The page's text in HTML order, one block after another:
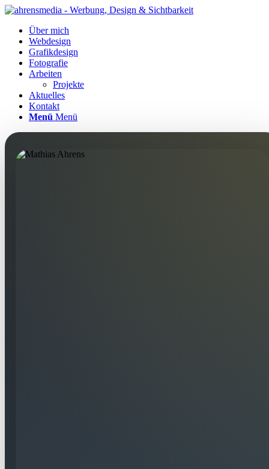
Über mich
Webdesign
Grafikdesign
Fotografie
Arbeiten
Projekte
Aktuelles
Kontakt
Menü Menü